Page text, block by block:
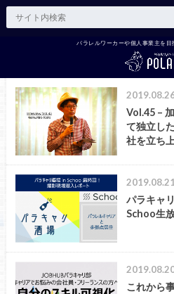
パラレルワーカーや個人事業主を
Vol.45 –
て独立し
社を立ち
2019.08.21
パラキャ
Schoo生
これから